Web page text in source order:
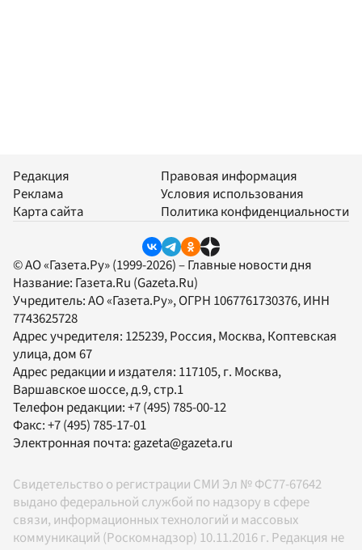
Редакция
Реклама
Карта сайта
Правовая информация
Условия использования
Политика конфиденциальности
© АО «Газета.Ру» (1999-2026) – Главные новости дня
Название: Газета.Ru (Gazeta.Ru)
Учредитель:АО «Газета.Ру», ОГРН 1067761730376, ИНН
7743625728
Адрес учредителя: 125239, Россия, Москва, Коптевская
улица, дом 67
Адрес редакции и издателя: 117105, г. Москва,
Варшавское шоссе, д.9, стр.1
Телефон редакции:+7 (495) 785-00-12
Факс:+7 (495) 785-17-01
Электронная почта: gazeta@gazeta.ru
Свидетельство о регистрации СМИ Эл № ФС77-67642
выдано федеральной службой по надзору в сфере
связи, информационных технологий и массовых
коммуникаций (Роскомнадзор) 10.11.2016 г. Редакция не